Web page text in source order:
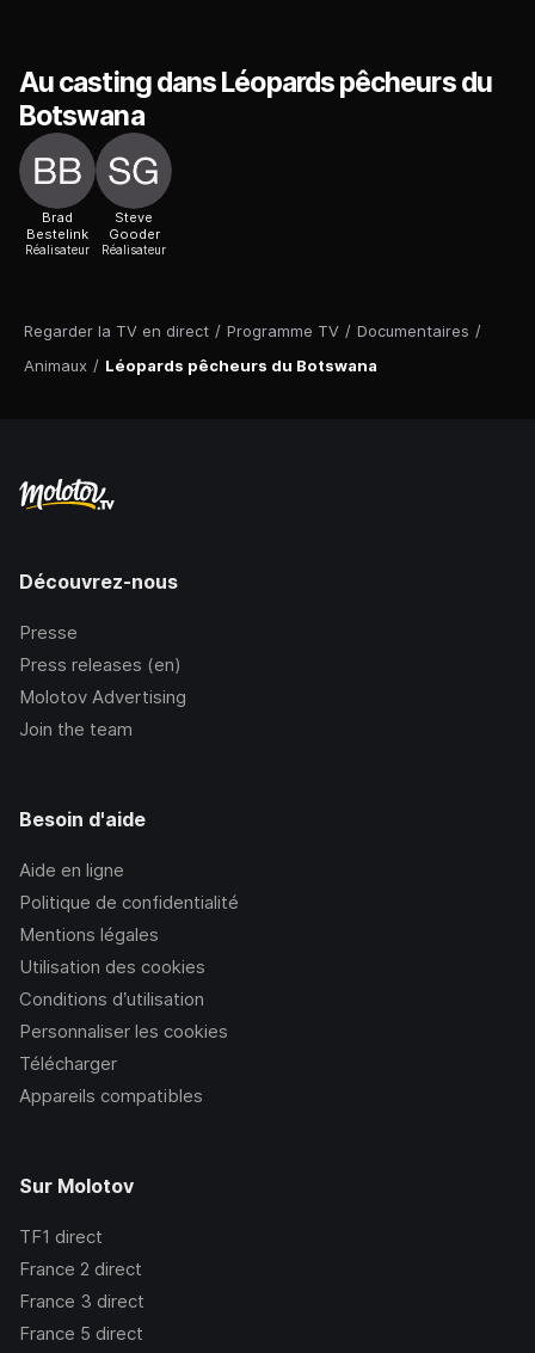
Regarder la TV en direct / Programme TV / Documentaires /
Animaux / Léopards pêcheurs du Botswana
Au casting dans Léopards pêcheurs du
Botswana
Brad
Bestelink
Réalisateur
Steve
Gooder
Réalisateur
Découvrez-nous
Presse
Press releases (en)
Molotov Advertising
Join the team
Besoin d'aide
Aide en ligne
Politique de confidentialité
Mentions légales
Utilisation des cookies
Conditions d’utilisation
Personnaliser les cookies
Télécharger
Appareils compatibles
Sur Molotov
TF1 direct
France 2 direct
France 3 direct
France 5 direct